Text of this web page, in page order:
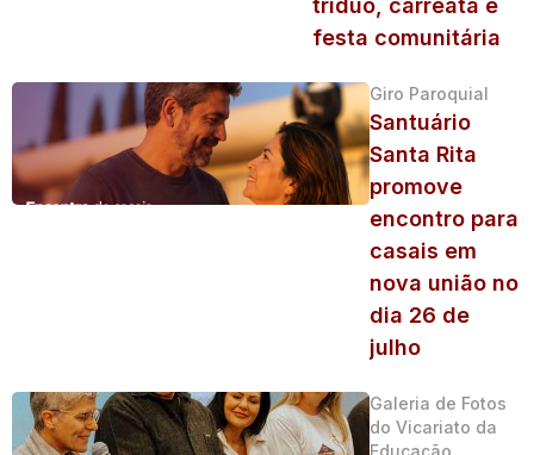
tríduo, carreata e
festa comunitária
Giro Paroquial
Santuário
Santa Rita
promove
encontro para
casais em
nova união no
dia 26 de
julho
Galeria de Fotos
do Vicariato da